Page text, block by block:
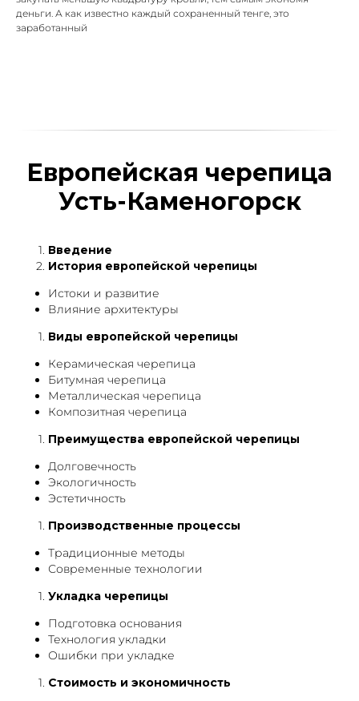
деньги. А как известно каждый сохраненный тенге, это
заработанный
Европейская черепица
Усть-Каменогорск
Введение
История европейской черепицы
Истоки и развитие
Влияние архитектуры
Виды европейской черепицы
Керамическая черепица
Битумная черепица
Металлическая черепица
Композитная черепица
Преимущества европейской черепицы
Долговечность
Экологичность
Эстетичность
Производственные процессы
Традиционные методы
Современные технологии
Укладка черепицы
Подготовка основания
Технология укладки
Ошибки при укладке
Стоимость и экономичность